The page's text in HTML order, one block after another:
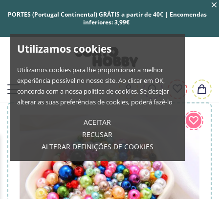
Utilizamos cookies
Utilizamos cookies para lhe proporcionar a melhor
experiência possível no nosso site. Ao clicar em OK,
concorda com a nossa política de cookies. Se desejar
alterar as suas preferências de cookies, poderá fazê-lo
ACEITAR
RECUSAR
ALTERAR DEFINIÇÕES DE COOKIES
PORTES (Portugal Continental) GRÁTIS a partir de 40€ | Encomendas
inferiores: 3,99€